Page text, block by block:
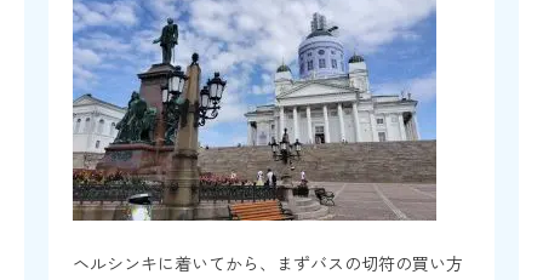
ヘルシンキに着いてから、まずバスの切符の買い方